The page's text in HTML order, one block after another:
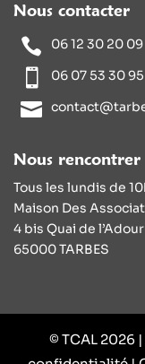
Nous contacter
06 12 30 20 09
06 07 53 30 95
Nous rencontrer
Tous les lundis de
Maison Des
4 bis Quai de l’Adour
65000 TARBES
© TCAL 2026 |